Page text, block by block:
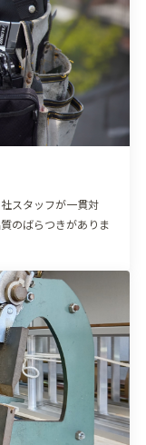
スタッフが一貫対
のばらつきがありま